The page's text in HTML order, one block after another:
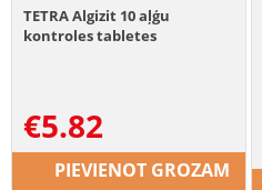
TETRA Algizit 10 aļģu
kontroles tabletes
€5.82
PIEVIENOT GROZAM